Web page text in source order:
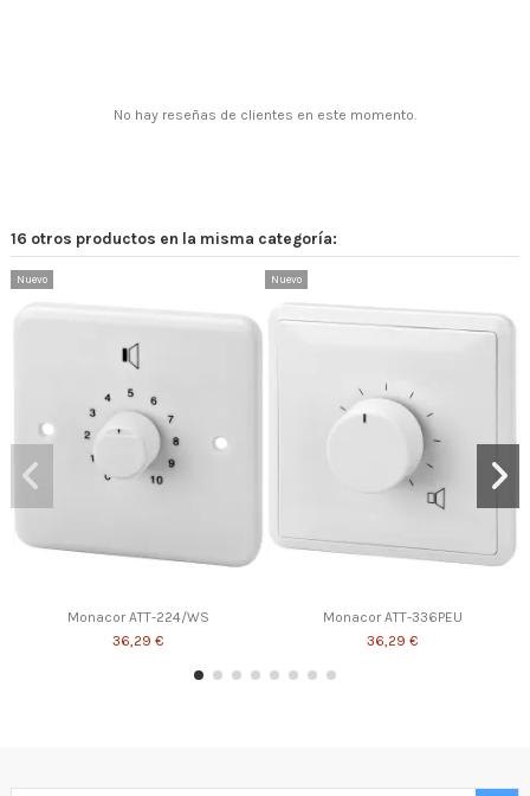
No hay reseñas de clientes en este momento.
16 otros productos en la misma categoría:
Nuevo
Monacor ATT-224/WS
36,29 €
Nuevo
Monacor ATT-336PEU
36,29 €